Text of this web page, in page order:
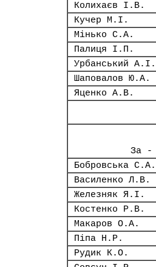
Колихаєв І.В.
Кучер М.І.
Мінько С.А.
Палиця І.П.
Урбанський А.І.
Шаповалов Ю.А.
Яценко А.В.
За -
Бобровська С.А.
Василенко Л.В.
Железняк Я.І.
Костенко Р.В.
Макаров О.А.
Піпа Н.Р.
Рудик К.О.